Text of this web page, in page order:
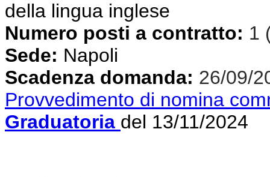
della lingua inglese
Numero posti a contratto: 1
Sede: Napoli
Scadenza domanda: 26/09/
Provvedimento di nomina
Graduatoria del 13/11/2024